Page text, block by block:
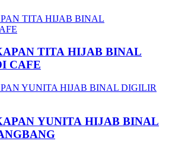
TITA HIJAB BINAL
CAFE
YUNITA HIJAB BINAL